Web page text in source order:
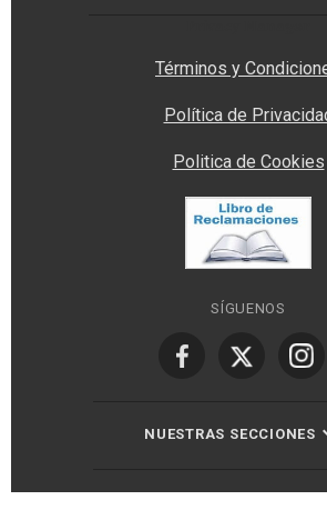
Términos y
Política de
Politica de Cookies
SÍGUENOS
NUESTRAS SECCIONES